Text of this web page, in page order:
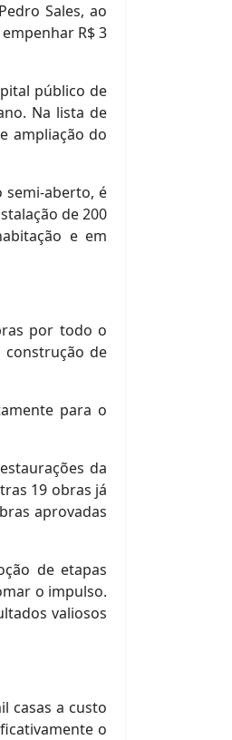
Sales, ao
R$ 3
público de
Na lista de
ampliação do
semi-aberto, é
de 200
e em
por todo o
construção de
para o
da
19 obras já
aprovadas
de etapas
o impulso.
valiosos
casas a custo
o